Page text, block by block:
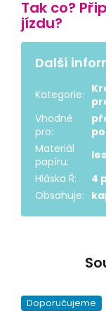
Doporučujeme
Tak co?
jízdu?
Další
Kategorie:
Vhodné
pro:
Materiál
papíru:
Hláska Ř:
4
Obsahuje: